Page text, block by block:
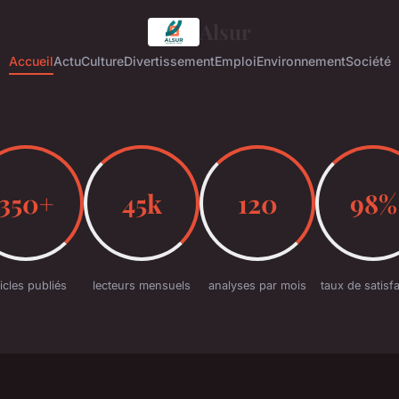
AccueilActuCultureDivertissementEmploiEnvironnementSociété
publiés
45k
lecteurs mensuels
120
analyses par mois
98%
taux de